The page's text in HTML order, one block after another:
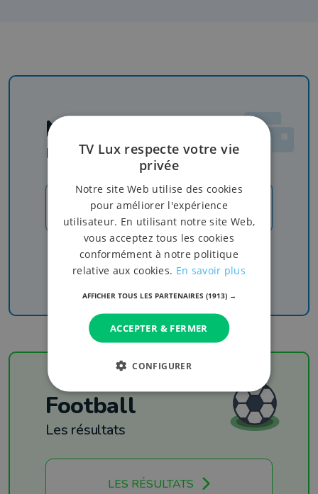
Newsletter
Rejoignez-nous
JE M'INSCRIS
Recevez nos newsletters pour ne rien manquer
de l'info, du sport et de nos émissions
Football
Les résultats
LES RÉSULTATS
TV Lux respecte votre vie
privée
Notre site Web utilise des cookies
pour améliorer l'expérience
utilisateur. En utilisant notre site Web,
vous acceptez tous les cookies
conformément à notre politique
relative aux cookies. En savoir plus
AFFICHER TOUS LES PARTENAIRES (1913) →
ACCEPTER & FERMER
CONFIGURER